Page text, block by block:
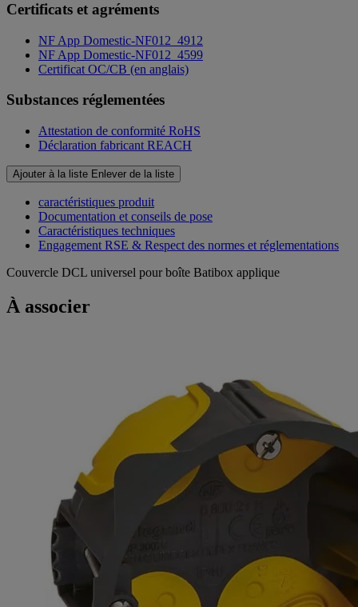
Certificats et agréments
NF App Domestic-NF012_4912
NF App Domestic-NF012_4599
Certificat OC/CB (en anglais)
Substances réglementées
Attestation de conformité RoHS
Déclaration fabricant REACH
Ajouter à la liste Enlever de la liste
caractéristiques produit
Documentation et conseils de pose
Caractéristiques techniques
Engagement RSE & Respect des normes et réglementations
Couvercle DCL universel pour boîte Batibox applique
À associer